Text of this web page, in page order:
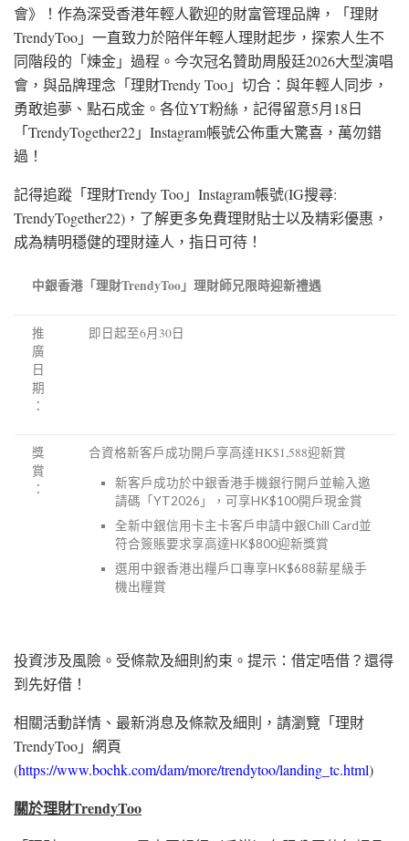
會》！作為深受香港年輕人歡迎的財富管理品牌，「理財
TrendyToo」一直致力於陪伴年輕人理財起步，探索人生不
同階段的「煉金」過程。今次冠名贊助周殷廷2026大型演唱
會，與品牌理念「理財Trendy Too」切合：與年輕人同步，
勇敢追夢、點石成金。各位YT粉絲，記得留意5月18日
「TrendyTogether22」Instagram帳號公佈重大驚喜，萬勿錯
過！
記得追蹤「理財Trendy Too」Instagram帳號(IG搜尋:
TrendyTogether22)，了解更多免費理財貼士以及精彩優惠，
成為精明穩健的理財達人，指日可待！
中銀香港「理財TrendyToo」理財師兄限時迎新禮遇
推
廣
日
期
：
即日起至6月30日
獎
賞
：
合資格新客戶成功開戶享高達HK$1,588迎新賞
新客戶成功於中銀香港手機銀行開戶並輸入邀
請碼「YT2026」，可享HK$100開戶現金賞
全新中銀信用卡主卡客戶申請中銀Chill Card並
符合簽賬要求享高達HK$800迎新獎賞
選用中銀香港出糧戶口專享HK$688薪星級手
機出糧賞
投資涉及風險。受條款及細則約束。提示：借定唔借？還得
到先好借！
相關活動詳情、最新消息及條款及細則，請瀏覽「理財
TrendyToo」網頁
(https://www.bochk.com/dam/more/trendytoo/landing_tc.html)
關於理財TrendyToo